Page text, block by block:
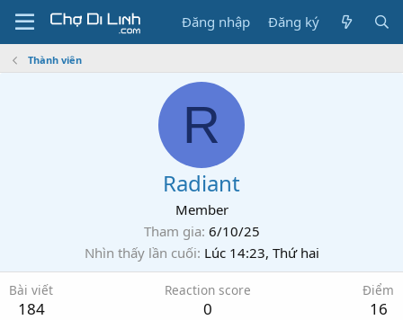
Đăng nhập Đăng ký
Thành viên
R
Radiant
Member
Tham gia 6/10/25
Nhìn thấy lần cuối Lúc 14:23, Thứ hai
Bài viết
184
Reaction score
0
Điểm
16